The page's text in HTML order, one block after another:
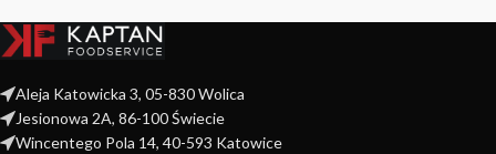
Aleja Katowicka 3, 05-830 Wolica
Jesionowa 2A, 86-100 Świecie
Wincentego Pola 14, 40-593 Katowice